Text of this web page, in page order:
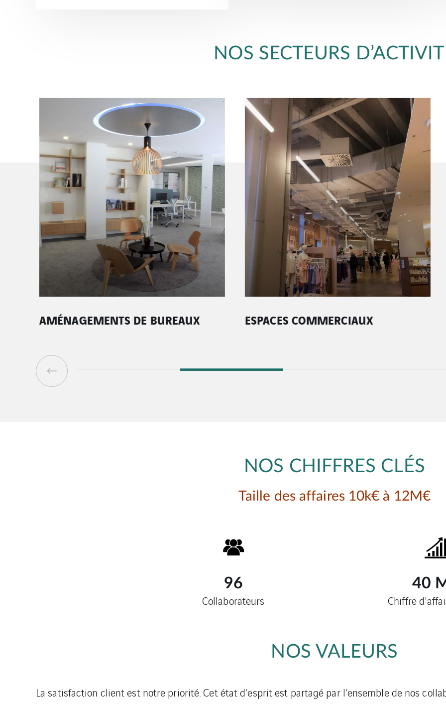
NOS SECTEURS
AMÉNAGEMENTS DE BUREAUX ESPACES COMMERCIAUX
NOS CHIFFRES CLÉS
Taille des affaires 10k€ à 12M€
96
Collaborateurs
40
Chiffre
NOS VALEURS
La satisfaction client est notre priorité. Cet état d’esprit est partagé par l’ensemble de nos